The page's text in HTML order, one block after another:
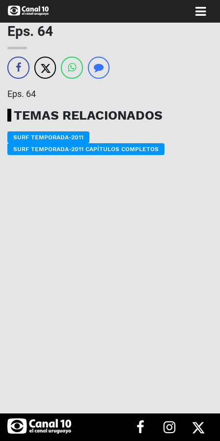
Eps. 64
Eps. 64
TEMAS RELACIONADOS
SURF TEMPORADA-2011
SURF TEMPORADA-2011 CAPÍTULOS COMPLETOS